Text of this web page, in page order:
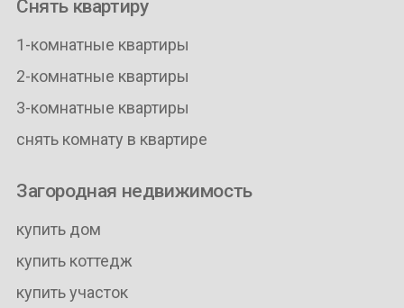
Снять квартиру
1-комнатные квартиры
2-комнатные квартиры
3-комнатные квартиры
снять комнату в квартире
Загородная недвижимость
купить дом
купить коттедж
купить участок